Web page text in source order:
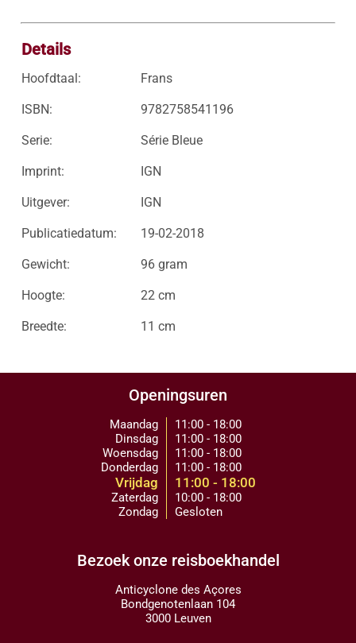
Details
Hoofdtaal: Frans
ISBN: 9782758541196
Serie: Série Bleue
Imprint: IGN
Uitgever: IGN
Publicatiedatum: 19-02-2018
Gewicht: 96 gram
Hoogte: 22 cm
Breedte: 11 cm
Openingsuren
Maandag
Dinsdag
Woensdag
Donderdag
Vrijdag
Zaterdag
Zondag
11:00 - 18:00
11:00 - 18:00
11:00 - 18:00
11:00 - 18:00
11:00 - 18:00
10:00 - 18:00
Gesloten
Bezoek onze reisboekhandel
Anticyclone des Açores
Bondgenotenlaan 104
3000 Leuven